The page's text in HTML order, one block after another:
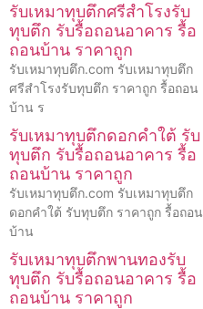
รับเหมาทุบตึกศรีสำโรงรับ
ทุบตึก รับรื้อถอนอาคาร รื้อ
ถอนบ้าน ราคาถูก
รับเหมาทุบตึก.com รับเหมาทุบตึก
ศรีสำโรงรับทุบตึก ราคาถูก รื้อถอน
บ้าน ร
รับเหมาทุบตึกดอกคำใต้ รับ
ทุบตึก รับรื้อถอนอาคาร รื้อ
ถอนบ้าน ราคาถูก
รับเหมาทุบตึก.com รับเหมาทุบตึก
ดอกคำใต้ รับทุบตึก ราคาถูก รื้อถอน
บ้าน
รับเหมาทุบตึกพานทองรับ
ทุบตึก รับรื้อถอนอาคาร รื้อ
ถอนบ้าน ราคาถูก